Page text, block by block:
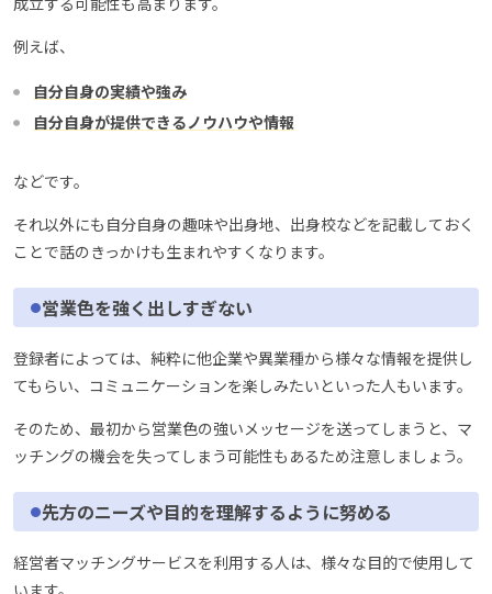
例えば、
自分自身の実績や強み
自分自身が提供できるノウハウや情報
などです。
それ以外にも自分自身の趣味や出身地、出身校などを記載しておく
ことで話のきっかけも生まれやすくなります。
営業色を強く出しすぎない
登録者によっては、純粋に他企業や異業種から様々な情報を提供し
てもらい、コミュニケーションを楽しみたいといった人もいます。
そのため、最初から営業色の強いメッセージを送ってしまうと、マ
ッチングの機会を失ってしまう可能性もあるため注意しましょう。
先方のニーズや目的を理解するように努める
経営者マッチングサービスを利用する人は、様々な目的で使用して